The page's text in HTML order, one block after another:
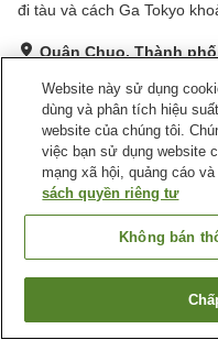
đi tàu và cách Ga Tokyo
Quận Chuo, Thành
Rất tốt Đánh giá:
Tiện nghi chỗ nghỉ
Bãi đỗ xe
Máy bán hàng tự động
Trang chủ
Tìm
Website này sử dụng
dùng và phân tích hiệu
website của chúng tôi.
việc bạn sử dụng website
mạng xã hội, quảng cáo
sách quyền riêng tư
Không bán